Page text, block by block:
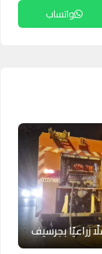
واتساب
بجرسيف